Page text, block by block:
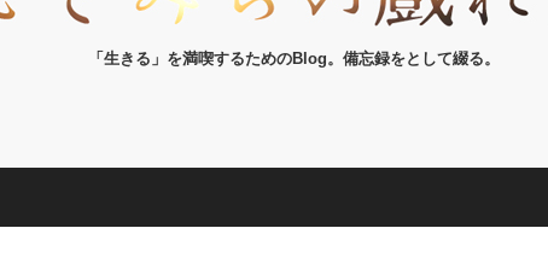
「生きる」を満喫するためのBlog。備忘録をとして綴る。